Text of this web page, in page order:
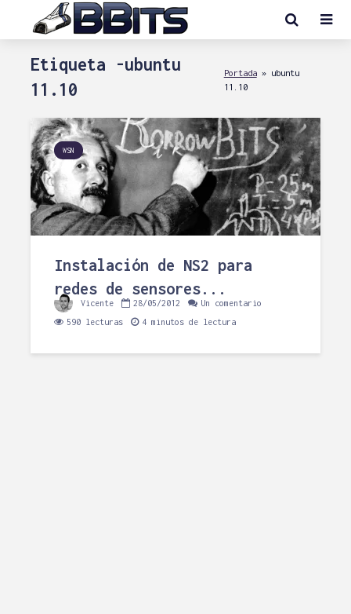
Etiqueta -ubuntu
11.10
Portada» ubuntu
11.10
WSN
Instalación de NS2 para
redes de sensores...
Vicente 28/05/2012 Un comentario
590 lecturas 4 minutos de lectura